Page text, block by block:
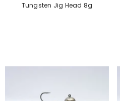
Tungsten Jig Head 8g